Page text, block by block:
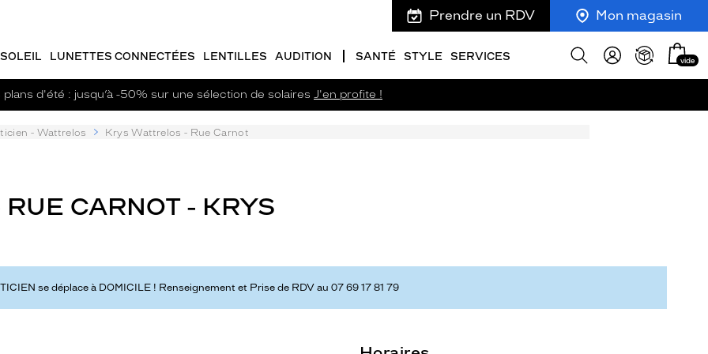
Prendre un RDV Mon magasin
LUNETTES CONNECTÉES LENTILLES AUDITION SANTÉ STYLE SERVICES
Afficher
Mon
panier
vide
plans d'été : jusqu’à -50% sur une sélection de solaires J'en profite !
- Wattrelos Krys Wattrelos - Rue Carnot
CARNOT - KRYS
se déplace à DOMICILE ! Renseignement et Prise de RDV au 07 69 17 81 79